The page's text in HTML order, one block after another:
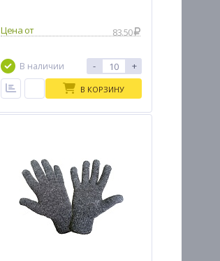
Цена от 83.50
В наличии - +
В КОРЗИНУ